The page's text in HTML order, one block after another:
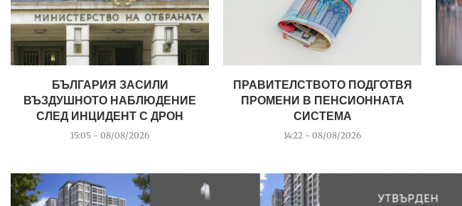
БЪЛГАРИЯ ЗАСИЛИ
ВЪЗДУШНОТО НАБЛЮДЕНИЕ
СЛЕД ИНЦИДЕНТ С ДРОН
15:05 - 08/08/2026
ПРАВИТЕЛСТВОТО ПОДГОТВЯ
ПРОМЕНИ В ПЕНСИОННАТА
СИСТЕМА
14:22 - 08/08/2026